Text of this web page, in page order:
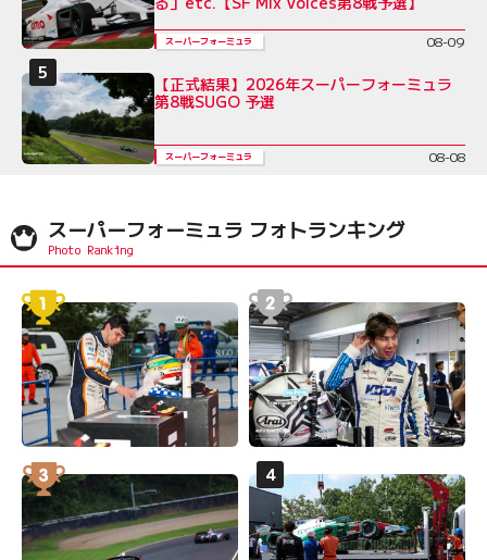
スーパーフォーミュラ 08-09
【正式結果】2026年スーパーフォーミュラ
第8戦SUGO 予選
スーパーフォーミュラ 08-08
スーパーフォーミュラ フォトランキング